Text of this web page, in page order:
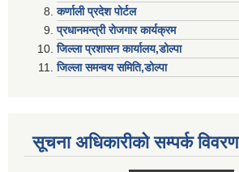
कर्णाली प्रदेश पोर्टल
प्रधानमन्त्री राेजगार कार्यक्रम
जिल्ला प्रशासन कार्यालय,डोल्पा
जिल्ला समन्वय समिति,डोल्प
सूचना अधिकारीकाे सम्पर्क विवरण